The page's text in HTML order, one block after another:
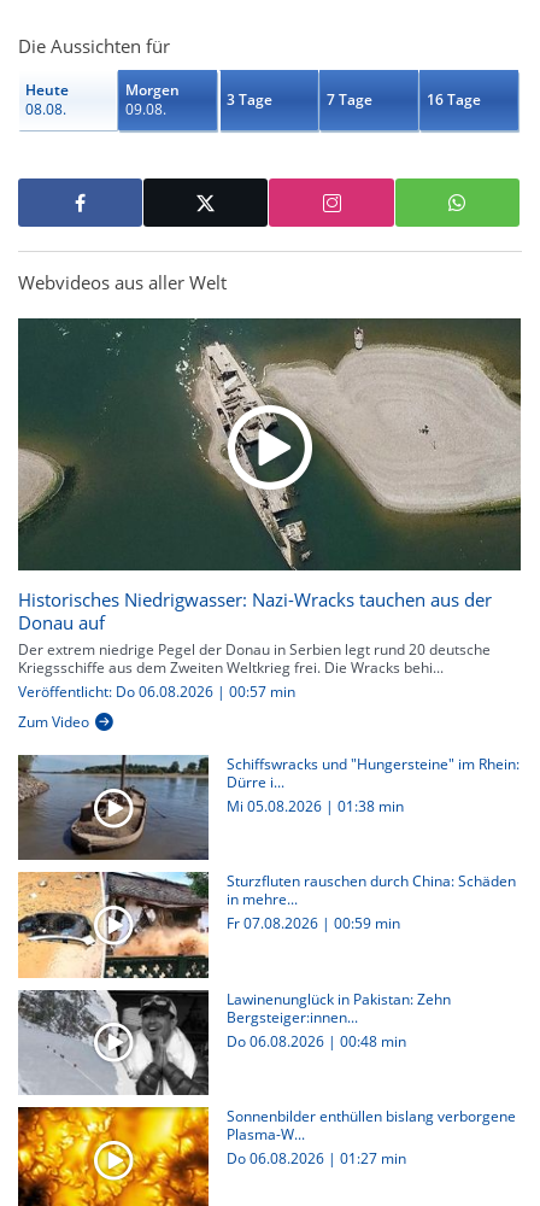
Die Aussichten für
Heute
08.08.
Morgen
09.08.
3 Tage 7 Tage 16 Tage
Webvideos aus aller Welt
Historisches Niedrigwasser: Nazi-Wracks tauchen aus der
Donau auf
Der extrem niedrige Pegel der Donau in Serbien legt rund 20 deutsche
Kriegsschiffe aus dem Zweiten Weltkrieg frei. Die Wracks behi...
Veröffentlicht: Do 06.08.2026 | 00:57 min
Zum Video
Schiffswracks und "Hungersteine" im Rhein:
Dürre i...
Mi 05.08.2026 | 01:38 min
Sturzfluten rauschen durch China: Schäden
in mehre...
Fr 07.08.2026 | 00:59 min
Lawinenunglück in Pakistan: Zehn
Bergsteiger:innen...
Do 06.08.2026 | 00:48 min
Sonnenbilder enthüllen bislang verborgene
Plasma-W...
Do 06.08.2026 | 01:27 min